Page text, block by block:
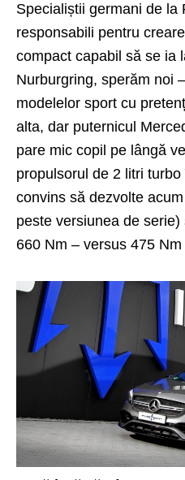
Specialiștii germani de la
responsabili pentru
compact capabil să se ia
Nurburgring, sperăm noi
modelelor sport cu
alta, dar puternicul
pare mic copil pe lângă
propulsorul de 2 litri
convins să dezvolte
peste versiunea de
660 Nm – versus 475